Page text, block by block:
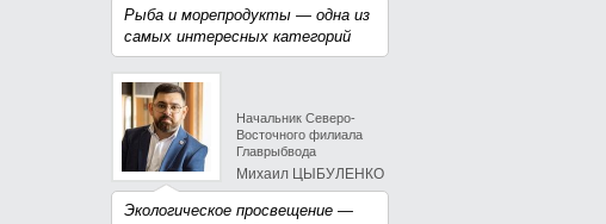
Рыба и морепродукты — одна из
самых интересных категорий
Начальник Северо-
Восточного филиала
Главрыбвода
Михаил ЦЫБУЛЕНКО
Экологическое просвещение —